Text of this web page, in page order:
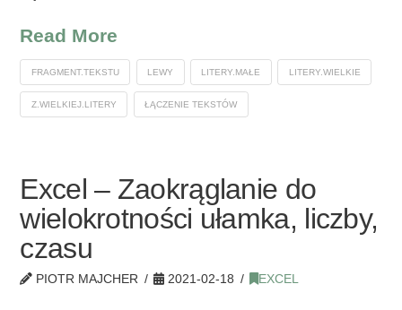
Read More
FRAGMENT.TEKSTU LEWY LITERY.MAŁE LITERY.WIELKIE
Z.WIELKIEJ.LITERY ŁĄCZENIE TEKSTÓW
Excel – Zaokrąglanie do
wielokrotności ułamka, liczby,
czasu
PIOTR MAJCHER 2021-02-18 EXCEL